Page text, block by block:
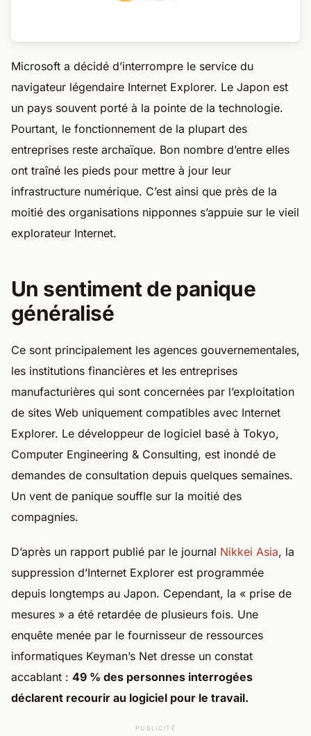
Microsoft a décidé d’interrompre le service du
navigateur légendaire Internet Explorer. Le Japon est
un pays souvent porté à la pointe de la technologie.
Pourtant, le fonctionnement de la plupart des
entreprises reste archaïque. Bon nombre d’entre elles
ont traîné les pieds pour mettre à jour leur
infrastructure numérique. C’est ainsi que près de la
moitié des organisations nipponnes s’appuie sur le vieil
explorateur Internet.
Un sentiment de panique
généralisé
Ce sont principalement les agences gouvernementales,
les institutions financières et les entreprises
manufacturières qui sont concernées par l’exploitation
de sites Web uniquement compatibles avec Internet
Explorer. Le développeur de logiciel basé à Tokyo,
Computer Engineering & Consulting, est inondé de
demandes de consultation depuis quelques semaines.
Un vent de panique souffle sur la moitié des
compagnies.
D’après un rapport publié par le journal Nikkei Asia, la
suppression d’Internet Explorer est programmée
depuis longtemps au Japon. Cependant, la « prise de
mesures » a été retardée de plusieurs fois. Une
enquête menée par le fournisseur de ressources
informatiques Keyman’s Net dresse un constat
accablant : 49 % des personnes interrogées
déclarent recourir au logiciel pour le travail.
PUBLICITÉ